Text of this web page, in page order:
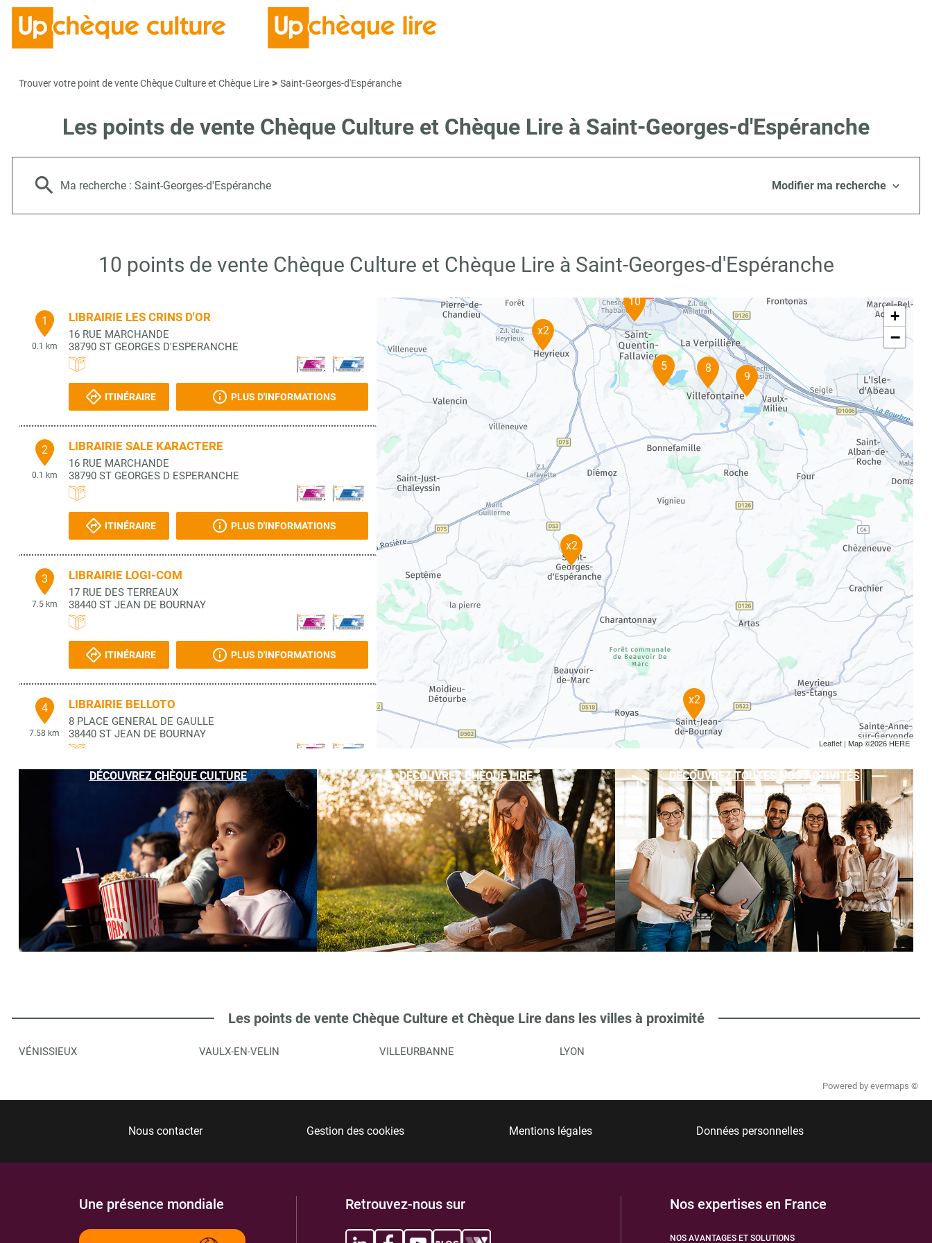
Trouver votre point de vente Chèque Culture et Chèque Lire > Saint-Georges-d'Espéranche
Les points de vente Chèque Culture et Chèque Lire à Saint-Georges-d'Espéranche
Ma recherche : Saint-Georges-d'Espéranche Modifier ma recherche
10 points de vente Chèque Culture et Chèque Lire à Saint-Georges-d'Espéranche
1
0.1 km
LIBRAIRIE LES CRINS D'OR
16 RUE MARCHANDE
38790 ST GEORGES D'ESPERANCHE
ITINÉRAIRE PLUS D'INFORMATIONS
2
0.1 km
LIBRAIRIE SALE KARACTERE
16 RUE MARCHANDE
38790 ST GEORGES D ESPERANCHE
ITINÉRAIRE PLUS D'INFORMATIONS
3
7.5 km
LIBRAIRIE LOGI-COM
17 RUE DES TERREAUX
38440 ST JEAN DE BOURNAY
ITINÉRAIRE PLUS D'INFORMATIONS
4
7.58 km
LIBRAIRIE BELLOTO
8 PLACE GENERAL DE GAULLE
38440 ST JEAN DE BOURNAY
ITINÉRAIRE PLUS D'INFORMATIONS
MUSEE DE LA VIE RURALE
9 R DE GARGUES
38070
ST QUENTIN FALLAVIER
ITINÉRAIRE PLUS D'INFORMATIONS
149 AVENUE DU DRIEVE
10
9
8
5
x2
x2
x2
+
−
Leaflet | Map ©2026HERE
DÉCOUVREZ CHÈQUE CULTURE DÉCOUVREZ CHÈQUE LIRE DÉCOUVREZ TOUTES NOS ACTIVITÉS
Les points de vente Chèque Culture et Chèque Lire dans les villes à proximité
VÉNISSIEUX VAULX-EN-VELIN VILLEURBANNE LYON
Powered by evermaps ©
Nous contacter Gestion des cookies Mentions légales Données personnelles
Une présence mondiale Retrouvez-nous sur Nos expertises en France
NOS AVANTAGES ET SOLUTIONS